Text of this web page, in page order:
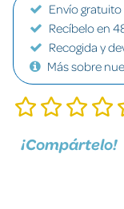
Envío
Recíbelo en
Recogida y
Más sobre
¡Compártelo!